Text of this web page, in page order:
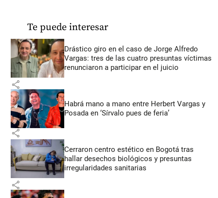
Te puede interesar
Drástico giro en el caso de Jorge Alfredo
Vargas: tres de las cuatro presuntas víctimas
renunciaron a participar en el juicio
share
Habrá mano a mano entre Herbert Vargas y
Posada en ‘Sírvalo pues de feria’
share
Cerraron centro estético en Bogotá tras
hallar desechos biológicos y presuntas
irregularidades sanitarias
share